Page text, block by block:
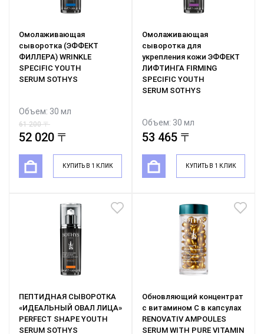
Омолаживающая
сыворотка (ЭФФЕКТ
ФИЛЛЕРА) WRINKLE
SPECIFIC YOUTH
SERUM SOTHYS
Объем: 30 мл
52 020 〒
61 200 〒
КУПИТЬ В 1 КЛИК
Омолаживающая
сыворотка для
укрепления кожи ЭФФЕКТ
ЛИФТИНГА FIRMING
SPECIFIC YOUTH
SERUM SOTHYS
Объем: 30 мл
53 465 〒
62 900 〒
КУПИТЬ В 1 КЛИК
ПЕПТИДНАЯ СЫВОРОТКА
«ИДЕАЛЬНЫЙ ОВАЛ ЛИЦА»
PERFECT SHAPE YOUTH
SERUM SOTHYS
Обновляющий концентрат
с витамином С в капсулах
RENOVATIV AMPOULES
SERUM WITH PURE VITAMIN